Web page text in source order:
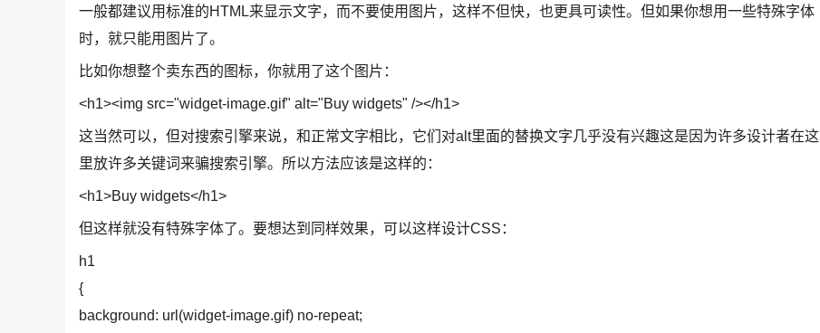
一般都建议用标准的HTML来显示文字，而不要使用图片，这样不但快，也更具可读性。但如果你想用一些特殊字体
时，就只能用图片了。
比如你想整个卖东西的图标，你就用了这个图片：
<h1><img src="widget-image.gif" alt="Buy widgets" /></h1>
这当然可以，但对搜索引擎来说，和正常文字相比，它们对alt里面的替换文字几乎没有兴趣这是因为许多设计者在这
里放许多关键词来骗搜索引擎。所以方法应该是这样的：
<h1>Buy widgets</h1>
但这样就没有特殊字体了。要想达到同样效果，可以这样设计CSS：
h1
{
background: url(widget-image.gif) no-repeat;